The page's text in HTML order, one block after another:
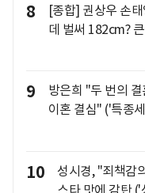
8
[종합] 권상우 손
데 벌써 182cm?
9
방은희 "두 번의
이혼 결심" ('특종
10
성시경, "죄책감
스타 맛에 감탄